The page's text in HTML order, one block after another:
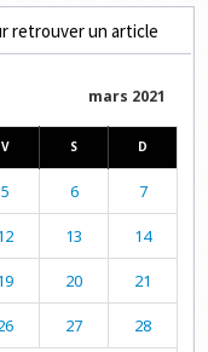
retrouver un article
mars 2021
V S D
5 6 7
13 14
20 21
27 28